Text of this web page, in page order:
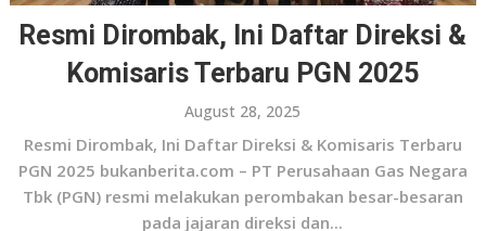
Resmi Dirombak, Ini Daftar Direksi &
Komisaris Terbaru PGN 2025
August 28, 2025
Resmi Dirombak, Ini Daftar Direksi & Komisaris Terbaru
PGN 2025 bukanberita.com – PT Perusahaan Gas Negara
Tbk (PGN) resmi melakukan perombakan besar-besaran
pada jajaran direksi dan...